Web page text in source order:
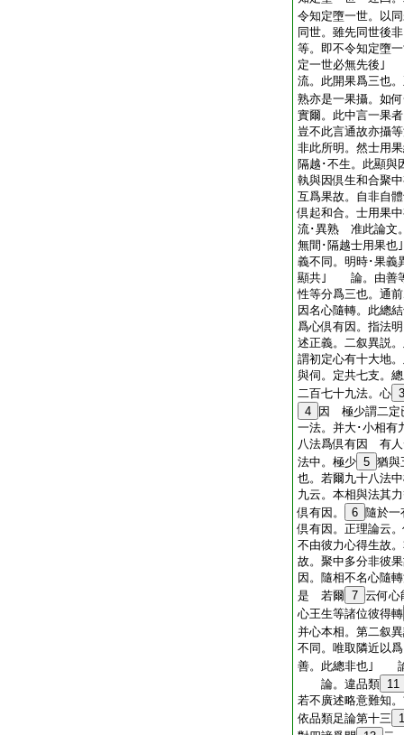
令知定墮一世。以
同世。雖先同世後
等。即不令知定墮
定一世必無先後｣
流。此開果爲三也
熟亦是一果攝。如
實爾。此中言一果
豈不此言通故亦攝
非此所明。然士用
隔越･不生。此顯與
執與因倶生和合聚
互爲果故。自非自
倶起和合。士用果
流･異熟 准此論文
無間･隔越士用果
義不同。明時･果
顯共｣ 論。由善等
性等分爲三也。
因名心隨轉。此
爲心倶有因。指法
述正義。二叙異説
謂初定心有十大地
與伺。定共七支。
二百七十九法。心 3
4
因 極少謂二定
一法。并大･小相有
八法爲倶有因 有人
法中。極少 5 猶與
也。若爾九十八法
九云。本相與法其
倶有因。
6 隨於一
倶有因。正理論云
不由彼力心得生故
故。聚中多分非彼
因。隨相不名心隨
是 若爾 7 云何心
心王生等諸位彼得轉
并心本相。第二叙
不同。唯取隣近
善。此總非也｣ 論
論。違品類 11
若不廣述略意難知
依品類足論第十三